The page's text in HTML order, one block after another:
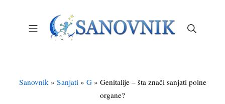
Mobile Menu
Sanovnik» Sanjati» G» Genitalije – šta znači sanjati polne
organe?